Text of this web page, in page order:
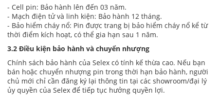
- Cell pin: Bảo hành lên đến 03 năm.
- Mạch điện tử và linh kiện: Bảo hành 12 tháng.
- Bảo hiểm cháy nổ: Pin được trang bị bảo hiểm cháy nổ kể từ
thời điểm kích hoạt, có thể gia hạn sau 1 năm.
3.2 Điều kiện bảo hành và chuyển nhượng
Chính sách bảo hành của Selex có tính kế thừa cao. Nếu bạn
bán hoặc chuyển nhượng pin trong thời hạn bảo hành, người
chủ mới chỉ cần đăng ký lại thông tin tại các showroom/đại lý
ủy quyền của Selex để tiếp tục hưởng quyền lợi.